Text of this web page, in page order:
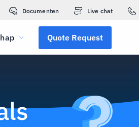
Documenten Live chat
Quote Request